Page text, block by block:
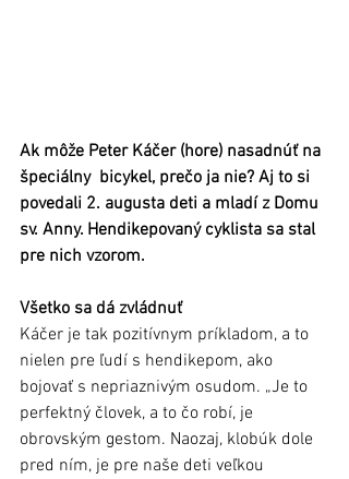
Ak môže Peter Káčer (hore) nasadnúť na
špeciálny  bicykel, prečo ja nie? Aj to si
povedali 2. augusta deti a mladí z Domu
sv. Anny. Hendikepovaný cyklista sa stal
pre nich vzorom.
Všetko sa dá zvládnuť
Káčer je tak pozitívnym príkladom, a to
nielen pre ľudí s hendikepom, ako
bojovať s nepriaznivým osudom. „Je to
perfektný človek, a to čo robí, je
obrovským gestom. Naozaj, klobúk dole
pred ním, je pre naše deti veľkou